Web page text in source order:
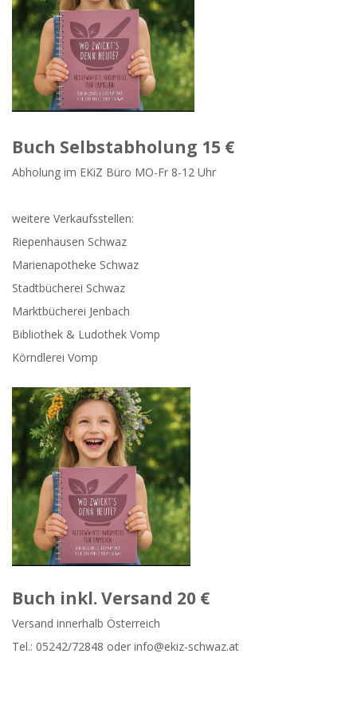
Buch Selbstabholung 15 €
Abholung im EKiZ Büro MO-Fr 8-12 Uhr
weitere Verkaufsstellen:
Riepenhausen Schwaz
Marienapotheke Schwaz
Stadtbücherei Schwaz
Marktbücherei Jenbach
Bibliothek & Ludothek Vomp
Körndlerei Vomp
Buch inkl. Versand 20 €
Versand innerhalb Österreich
Tel.: 05242/72848 oder info@ekiz-schwaz.at